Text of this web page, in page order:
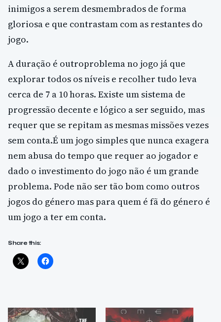
inimigos a serem desmembrados de forma
gloriosa e que contrastam com as restantes do
jogo.
A duração é outroproblema no jogo já que
explorar todos os níveis e recolher tudo leva
cerca de 7 a 10 horas. Existe um sistema de
progressão decente e lógico a ser seguido, mas
requer que se repitam as mesmas missões vezes
sem conta.É um jogo simples que nunca exagera
nem abusa do tempo que requer ao jogador e
dado o investimento do jogo não é um grande
problema. Pode não ser tão bom como outros
jogos do género mas para quem é fã do género é
um jogo a ter em conta.
Share this: